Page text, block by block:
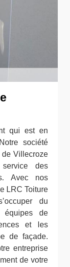
qui est en
société
Villecroze
des
Avec nos
LRC Toiture
du
équipes de
et les
de façade.
entreprise
de votre